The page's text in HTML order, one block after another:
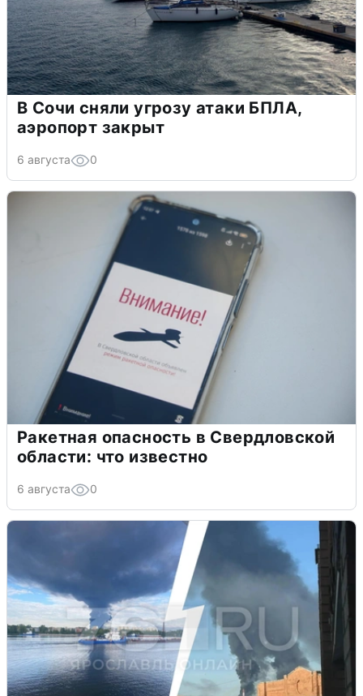
В Сочи сняли угрозу атаки БПЛА,
аэропорт закрыт
6 августа 0
Ракетная опасность в Свердловской
области: что известно
6 августа 0